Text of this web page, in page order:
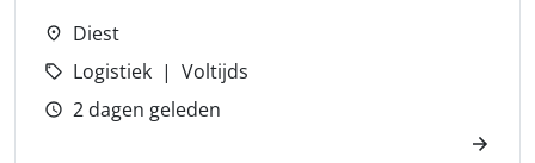
Diest
Logistiek
Voltijds
2 dagen geleden